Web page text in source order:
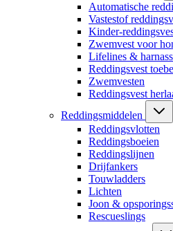
Automatische
Vastestof
Kinder-
Zwemvest voor
Lifelines &
Reddingsvest
Zwemvesten
Reddingsvest
Reddingsmiddelen
Reddingsvlotten
Reddingsboeien
Reddingslijnen
Drijfankers
Touwladders
Lichten
Joon &
Rescueslings